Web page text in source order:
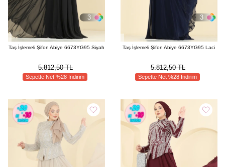
3
Taş İşlemeli Şifon Abiye 6673YG95 Siyah
5.812,50 TL
Sepette Net %28 İndirim
3
Taş İşlemeli Şifon Abiye 6673YG95 Laci
5.812,50 TL
Sepette Net %28 İndirim